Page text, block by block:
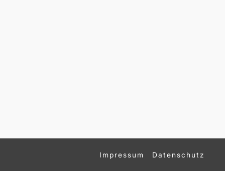
Impressum Datenschutz